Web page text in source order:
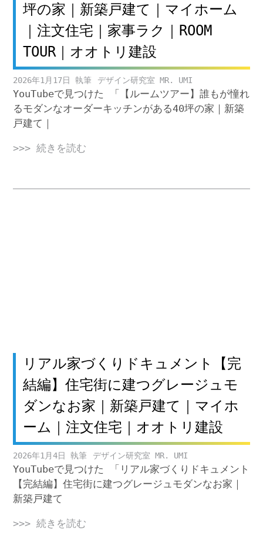
坪の家｜新築戸建て｜マイホーム
｜注文住宅｜家事ラク｜ROOM
TOUR｜オオトリ建設
2026年1月17日 デザイン研究室 MR. UMI
YouTubeで見つけた 「【ルームツアー】誰もが憧れ
るモダンなオーダーキッチンがある40坪の家｜新築
戸建て｜
>>> 続きを読む
リアル家づくりドキュメント【完
結編】住宅街に建つグレージュモ
ダンなお家｜新築戸建て｜マイホ
ーム｜注文住宅｜オオトリ建設
2026年1月4日 デザイン研究室 MR. UMI
YouTubeで見つけた 「リアル家づくりドキュメント
【完結編】住宅街に建つグレージュモダンなお家｜
新築戸建て
>>> 続きを読む